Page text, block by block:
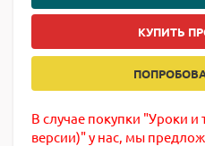
КУПИТЬ
В случае покупки "Уроки
версии)" у нас, мы